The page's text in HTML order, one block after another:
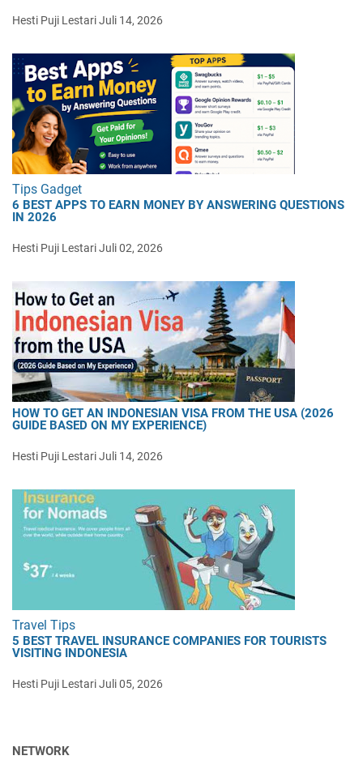
Hesti Puji LestariJuli 14, 2026
Tips Gadget
6 BEST APPS TO EARN MONEY BY ANSWERING QUESTIONS
IN 2026
Hesti Puji LestariJuli 02, 2026
HOW TO GET AN INDONESIAN VISA FROM THE USA (2026
GUIDE BASED ON MY EXPERIENCE)
Hesti Puji LestariJuli 14, 2026
Travel Tips
5 BEST TRAVEL INSURANCE COMPANIES FOR TOURISTS
VISITING INDONESIA
Hesti Puji LestariJuli 05, 2026
NETWORK